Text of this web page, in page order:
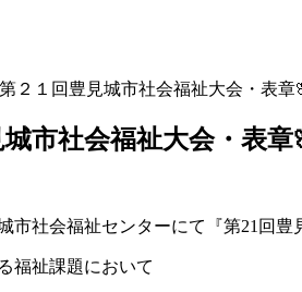
２１回豊見城市社会福祉大会・表章
市社会福祉大会・表章
社会福祉センターにて『第21回豊
福祉課題において